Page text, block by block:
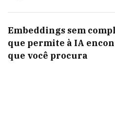
Embeddings sem
que permite à IA
que você procura